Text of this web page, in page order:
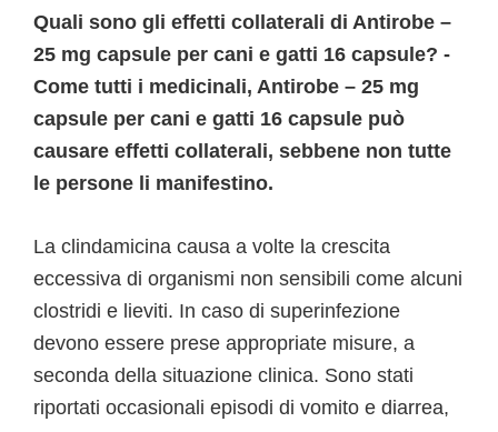
Quali sono gli effetti collaterali di Antirobe –
25 mg capsule per cani e gatti 16 capsule? -
Come tutti i medicinali, Antirobe – 25 mg
capsule per cani e gatti 16 capsule può
causare effetti collaterali, sebbene non tutte
le persone li manifestino.
La clindamicina causa a volte la crescita
eccessiva di organismi non sensibili come alcuni
clostridi e lieviti. In caso di superinfezione
devono essere prese appropriate misure, a
seconda della situazione clinica. Sono stati
riportati occasionali episodi di vomito e diarrea,